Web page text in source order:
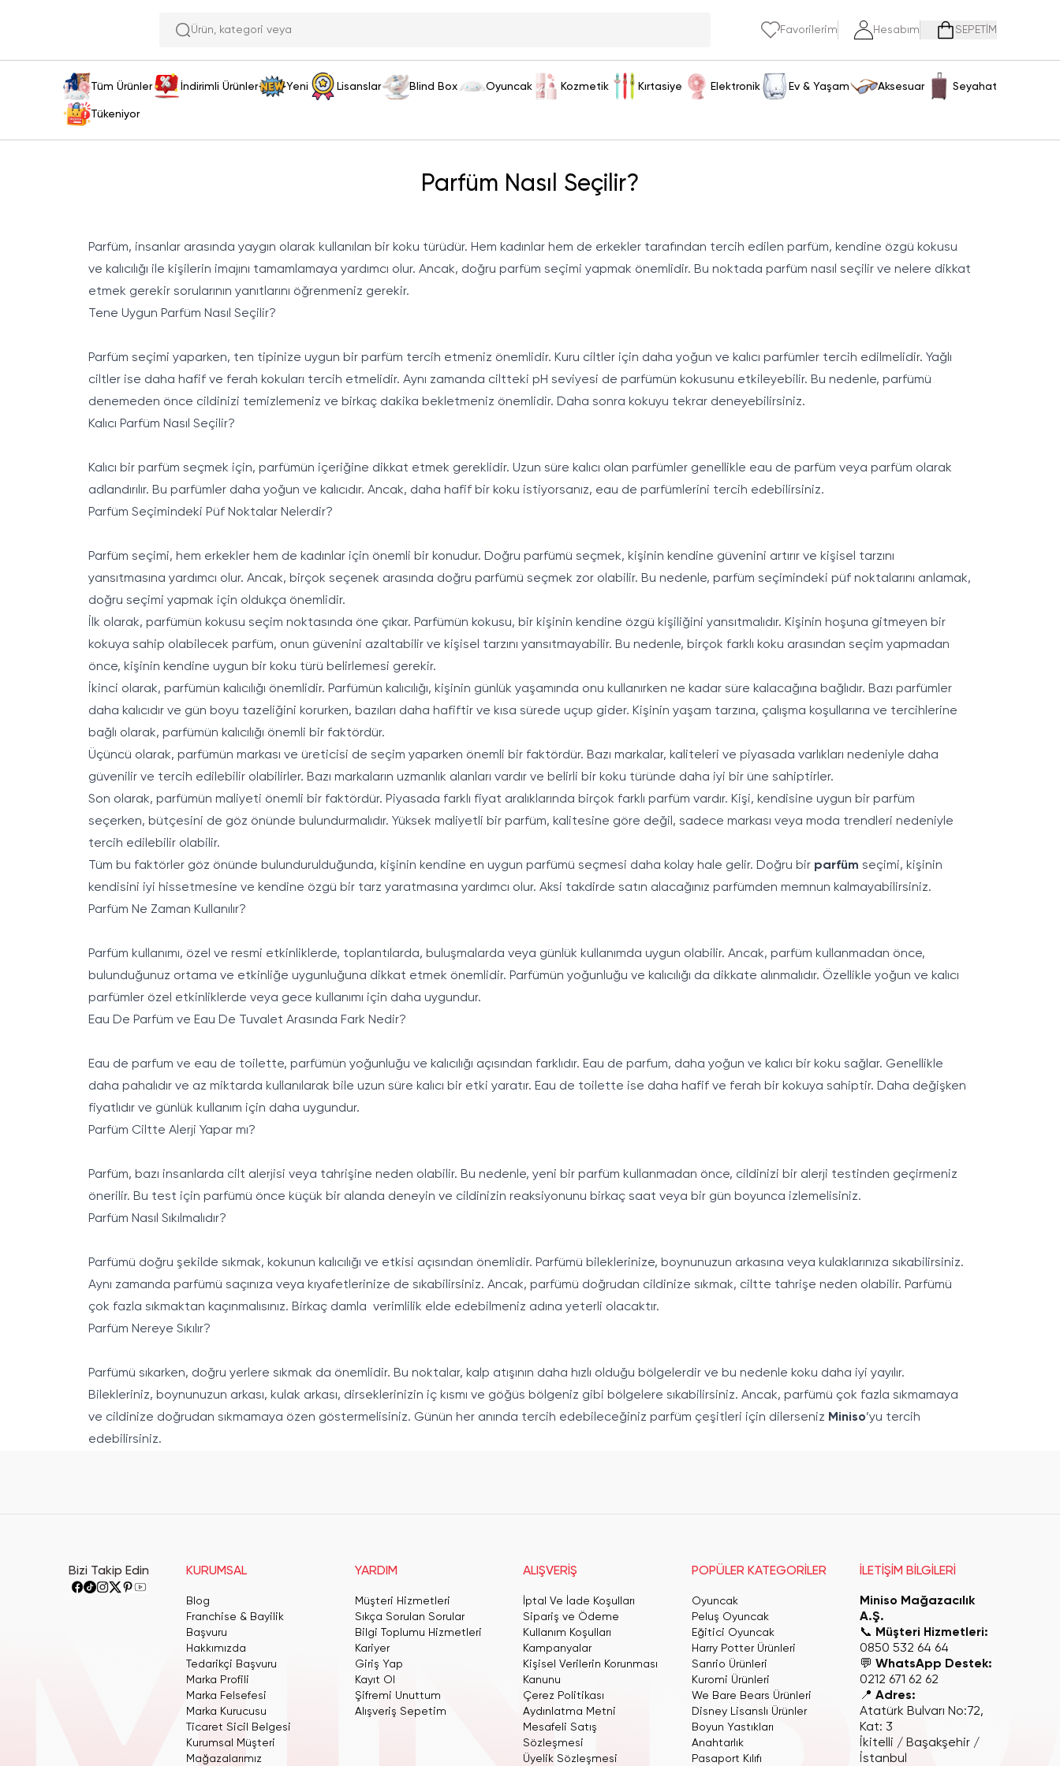
Ürün, katego Favorilerim Hesabım SEPETİM
Tüm Ürünler İndirimli Ürünler Yeni Lisanslar Blind Box Oyuncak Kozmetik Kırtasiye Elektronik Ev & Yaşam Aksesuar Seyahat
Tükeniyor
Parfüm Nasıl Seçilir?
Parfüm, insanlar arasında yaygın olarak kullanılan bir koku türüdür. Hem kadınlar hem de erkekler tarafından tercih edilen parfüm, kendine özgü kokusu
ve kalıcılığı ile kişilerin imajını tamamlamaya yardımcı olur. Ancak, doğru parfüm seçimi yapmak önemlidir. Bu noktada parfüm nasıl seçilir ve nelere dikkat
etmek gerekir sorularının yanıtlarını öğrenmeniz gerekir.
Tene Uygun Parfüm Nasıl Seçilir?
Parfüm seçimi yaparken, ten tipinize uygun bir parfüm tercih etmeniz önemlidir. Kuru ciltler için daha yoğun ve kalıcı parfümler tercih edilmelidir. Yağlı
ciltler ise daha hafif ve ferah kokuları tercih etmelidir. Aynı zamanda ciltteki pH seviyesi de parfümün kokusunu etkileyebilir. Bu nedenle, parfümü
denemeden önce cildinizi temizlemeniz ve birkaç dakika bekletmeniz önemlidir. Daha sonra kokuyu tekrar deneyebilirsiniz.
Kalıcı Parfüm Nasıl Seçilir?
Kalıcı bir parfüm seçmek için, parfümün içeriğine dikkat etmek gereklidir. Uzun süre kalıcı olan parfümler genellikle eau de parfüm veya parfüm olarak
adlandırılır. Bu parfümler daha yoğun ve kalıcıdır. Ancak, daha hafif bir koku istiyorsanız, eau de parfümlerini tercih edebilirsiniz.
Parfüm Seçimindeki Püf Noktalar Nelerdir?
Parfüm seçimi, hem erkekler hem de kadınlar için önemli bir konudur. Doğru parfümü seçmek, kişinin kendine güvenini artırır ve kişisel tarzını
yansıtmasına yardımcı olur. Ancak, birçok seçenek arasında doğru parfümü seçmek zor olabilir. Bu nedenle, parfüm seçimindeki püf noktalarını anlamak,
doğru seçimi yapmak için oldukça önemlidir.
İlk olarak, parfümün kokusu seçim noktasında öne çıkar. Parfümün kokusu, bir kişinin kendine özgü kişiliğini yansıtmalıdır. Kişinin hoşuna gitmeyen bir
kokuya sahip olabilecek parfüm, onun güvenini azaltabilir ve kişisel tarzını yansıtmayabilir. Bu nedenle, birçok farklı koku arasından seçim yapmadan
önce, kişinin kendine uygun bir koku türü belirlemesi gerekir.
İkinci olarak, parfümün kalıcılığı önemlidir. Parfümün kalıcılığı, kişinin günlük yaşamında onu kullanırken ne kadar süre kalacağına bağlıdır. Bazı parfümler
daha kalıcıdır ve gün boyu tazeliğini korurken, bazıları daha hafiftir ve kısa sürede uçup gider. Kişinin yaşam tarzına, çalışma koşullarına ve tercihlerine
bağlı olarak, parfümün kalıcılığı önemli bir faktördür.
Üçüncü olarak, parfümün markası ve üreticisi de seçim yaparken önemli bir faktördür. Bazı markalar, kaliteleri ve piyasada varlıkları nedeniyle daha
güvenilir ve tercih edilebilir olabilirler. Bazı markaların uzmanlık alanları vardır ve belirli bir koku türünde daha iyi bir üne sahiptirler.
Son olarak, parfümün maliyeti önemli bir faktördür. Piyasada farklı fiyat aralıklarında birçok farklı parfüm vardır. Kişi, kendisine uygun bir parfüm
seçerken, bütçesini de göz önünde bulundurmalıdır. Yüksek maliyetli bir parfüm, kalitesine göre değil, sadece markası veya moda trendleri nedeniyle
tercih edilebilir olabilir.
Tüm bu faktörler göz önünde bulundurulduğunda, kişinin kendine en uygun parfümü seçmesi daha kolay hale gelir. Doğru bir parfüm seçimi, kişinin
kendisini iyi hissetmesine ve kendine özgü bir tarz yaratmasına yardımcı olur. Aksi takdirde satın alacağınız parfümden memnun kalmayabilirsiniz.
Parfüm Ne Zaman Kullanılır?
Parfüm kullanımı, özel ve resmi etkinliklerde, toplantılarda, buluşmalarda veya günlük kullanımda uygun olabilir. Ancak, parfüm kullanmadan önce,
bulunduğunuz ortama ve etkinliğe uygunluğuna dikkat etmek önemlidir. Parfümün yoğunluğu ve kalıcılığı da dikkate alınmalıdır. Özellikle yoğun ve kalıcı
parfümler özel etkinliklerde veya gece kullanımı için daha uygundur.
Eau De Parfüm ve Eau De Tuvalet Arasında Fark Nedir?
Eau de parfum ve eau de toilette, parfümün yoğunluğu ve kalıcılığı açısından farklıdır. Eau de parfum, daha yoğun ve kalıcı bir koku sağlar. Genellikle
daha pahalıdır ve az miktarda kullanılarak bile uzun süre kalıcı bir etki yaratır. Eau de toilette ise daha hafif ve ferah bir kokuya sahiptir. Daha değişken
fiyatlıdır ve günlük kullanım için daha uygundur.
Parfüm Ciltte Alerji Yapar mı?
Parfüm, bazı insanlarda cilt alerjisi veya tahrişine neden olabilir. Bu nedenle, yeni bir parfüm kullanmadan önce, cildinizi bir alerji testinden geçirmeniz
önerilir. Bu test için parfümü önce küçük bir alanda deneyin ve cildinizin reaksiyonunu birkaç saat veya bir gün boyunca izlemelisiniz.
Parfüm Nasıl Sıkılmalıdır?
Parfümü doğru şekilde sıkmak, kokunun kalıcılığı ve etkisi açısından önemlidir. Parfümü bileklerinize, boynunuzun arkasına veya kulaklarınıza sıkabilirsiniz.
Aynı zamanda parfümü saçınıza veya kıyafetlerinize de sıkabilirsiniz. Ancak, parfümü doğrudan cildinize sıkmak, ciltte tahrişe neden olabilir. Parfümü
çok fazla sıkmaktan kaçınmalısınız. Birkaç damla verimlilik elde edebilmeniz adına yeterli olacaktır.
Parfüm Nereye Sıkılır?
Parfümü sıkarken, doğru yerlere sıkmak da önemlidir. Bu noktalar, kalp atışının daha hızlı olduğu bölgelerdir ve bu nedenle koku daha iyi yayılır.
Bilekleriniz, boynunuzun arkası, kulak arkası, dirseklerinizin iç kısmı ve göğüs bölgeniz gibi bölgelere sıkabilirsiniz. Ancak, parfümü çok fazla sıkmamaya
ve cildinize doğrudan sıkmamaya özen göstermelisiniz. Günün her anında tercih edebileceğiniz parfüm çeşitleri için dilerseniz Miniso’yu tercih
edebilirsiniz.
Bizi Takip Edin KURUMSAL
Blog
Franchise & Bayilik
Başvuru
Hakkımızda
Tedarikçi Başvuru
Marka Profili
Marka Felsefesi
Marka Kurucusu
Ticaret Sicil Belgesi
Kurumsal Müşteri
Mağazalarımız
YARDIM
Müşteri Hizmetleri
Sıkça Sorulan Sorular
Bilgi Toplumu Hizmetleri
Kariyer
Giriş Yap
Kayıt Ol
Şifremi Unuttum
Alışveriş Sepetim
ALIŞVERİŞ
İptal Ve İade Koşulları
Sipariş ve Ödeme
Kullanım Koşulları
Kampanyalar
Kişisel Verilerin Korunması
Kanunu
Çerez Politikası
Aydınlatma Metni
Mesafeli Satış
Sözleşmesi
Üyelik Sözleşmesi
POPÜLER KATEGORİLER
Oyuncak
Peluş Oyuncak
Eğitici Oyuncak
Harry Potter Ürünleri
Sanrio Ürünleri
Kuromi Ürünleri
We Bare Bears Ürünleri
Disney Lisanslı Ürünler
Boyun Yastıkları
Anahtarlık
Pasaport Kılıfı
İLETİŞİM BİLGİLERİ
Miniso Mağazacılık
A.Ş.
📞 Müşteri Hizmetleri:
0850 532 64 64
💬WhatsApp Destek:
0212 671 62 62
📍Adres:
Atatürk Bulvarı No:72,
Kat: 3
İkitelli / Başakşehir /
İstanbul